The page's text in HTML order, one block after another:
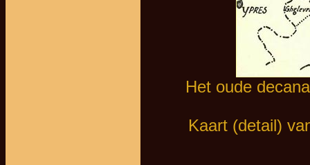
Het oude
Kaart (detail)